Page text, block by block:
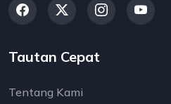
Tautan Cepat
Tentang Kami